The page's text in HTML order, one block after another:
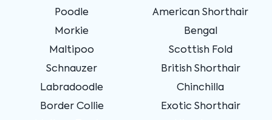
Poodle
Morkie
Maltipoo
Schnauzer
Labradoodle
Border Collie
American Shorthair
Bengal
Scottish Fold
British Shorthair
Chinchilla
Exotic Shorthair